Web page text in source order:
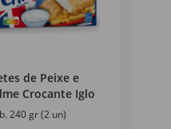
de Peixe e
Crocante Iglo
240 gr (2 un)